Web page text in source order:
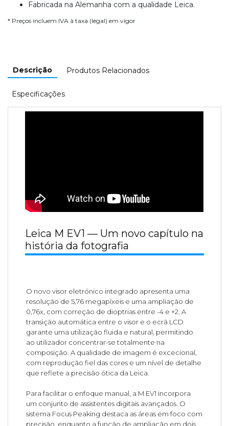
Fabricada na Alemanha com a qualidade Leica.
* Preços incluem IVA à taxa (legal) em vigor
Descrição Produtos Relacionados
Especificações
Leica M EV1 — Um novo capítulo na
história da fotografia
O novo visor eletrónico integrado apresenta uma
resolução de 5,76 megapíxeis e uma ampliação de
0,76x, com correção de dioptrias entre -4 e +2. A
transição automática entre o visor e o ecrã LCD
garante uma utilização fluida e natural, permitindo
ao utilizador concentrar-se totalmente na
composição. A qualidade de imagem é excecional,
com reprodução fiel das cores e um nível de detalhe
que reflete a precisão ótica da Leica.
Para facilitar o enfoque manual, a M EV1 incorpora
um conjunto de assistentes digitais avançados. O
sistema Focus Peaking destaca as áreas em foco com
precisão, enquanto a função de ampliação em dois